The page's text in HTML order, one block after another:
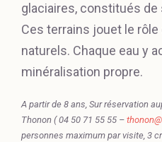
glaciaires, constitués de
Ces terrains jouet le
naturels. Chaque eau y
minéralisation propre.
A partir de 8 ans, Sur réservation
Thonon ( 04 50 71 55 55 –
personnes maximum par visite, 3